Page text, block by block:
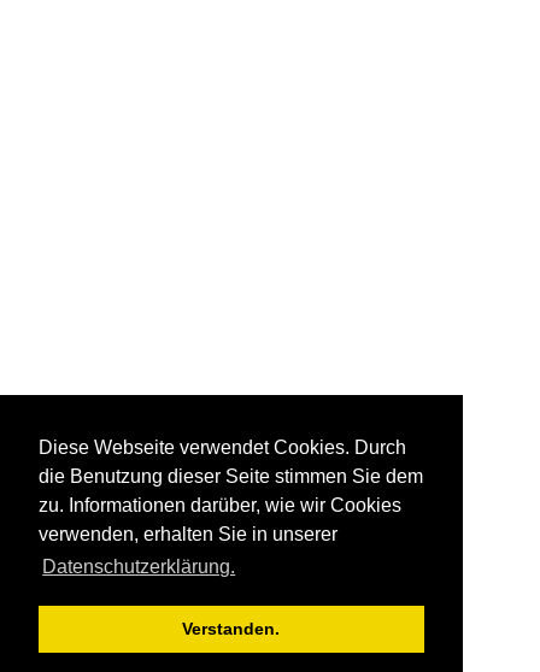
Diese Webseite verwendet Cookies. Durch
die Benutzung dieser Seite stimmen Sie dem
zu. Informationen darüber, wie wir Cookies
verwenden, erhalten Sie in unserer
Datenschutzerklärung.
Verstanden.